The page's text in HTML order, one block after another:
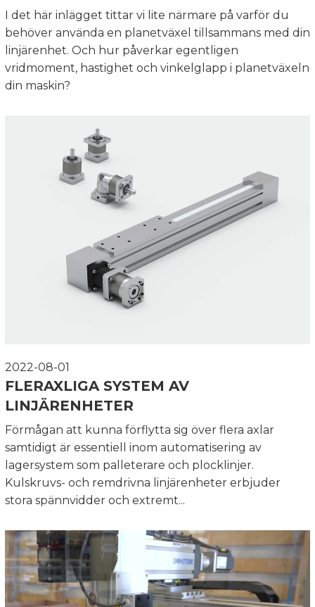
I det här inlägget tittar vi lite närmare på varför du
behöver använda en planetväxel tillsammans med din
linjärenhet. Och hur påverkar egentligen
vridmoment, hastighet och vinkelglapp i planetväxeln
din maskin?
2022-08-01
FLERAXLIGA SYSTEM AV
LINJÄRENHETER
Förmågan att kunna förflytta sig över flera axlar
samtidigt är essentiell inom automatisering av
lagersystem som palleterare och plocklinjer.
Kulskruvs- och remdrivna linjärenheter erbjuder
stora spännvidder och extremt...